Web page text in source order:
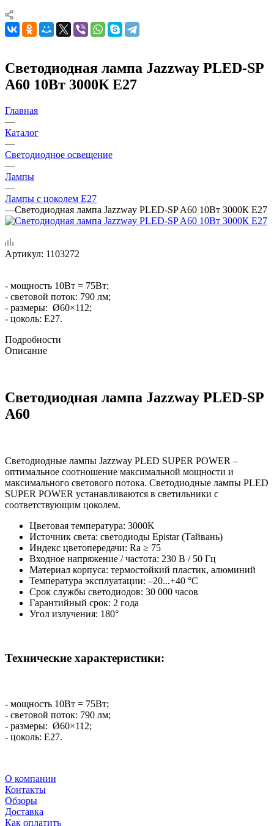
Светодиодная лампа Jazzway PLED-SP
A60 10Вт 3000К Е27
Главная
—
Каталог
—
Светодиодное освещение
—
Лампы
—
Лампы с цоколем Е27
—Светодиодная лампа Jazzway PLED-SP A60 10Вт 3000К Е27
Артикул: 1103272
- мощность 10Вт = 75Вт;
- световой поток: 790 лм;
- размеры: Ø60×112;
- цоколь: Е27.
Подробности
Описание
Светодиодная лампа Jazzway PLED-SP
A60
Светодиодные лампы Jazzway PLED SUPER POWER –
оптимальное соотношение максимальной мощности и
максимального светового потока. Светодиодные лампы PLED
SUPER POWER устанавливаются в светильники с
соответствующим цоколем.
Цветовая температура: 3000K
Источник света: светодиоды Epistar (Тайвань)
Индекс цветопередачи: Ra ≥ 75
Входное напряжение / частота: 230 В / 50 Гц
Материал корпуса: термостойкий пластик, алюминий
Температура эксплуатации: –20...+40 °C
Срок службы светодиодов: 30 000 часов
Гарантийный срок: 2 года
Угол излучения: 180°
Технические характеристики:
- мощность 10Вт = 75Вт;
- световой поток: 790 лм;
- размеры: Ø60×112;
- цоколь: Е27.
О компании
Контакты
Обзоры
Доставка
Как оплатить